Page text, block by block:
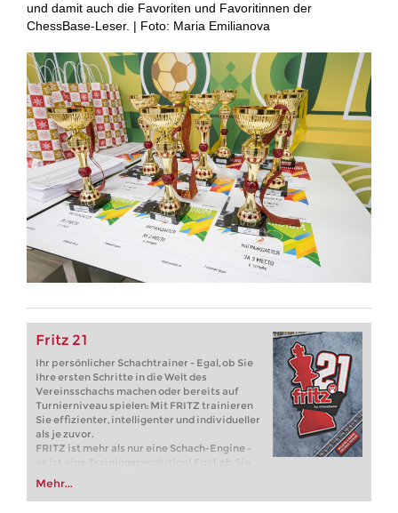
und damit auch die Favoriten und Favoritinnen der
ChessBase-Leser. | Foto: Maria Emilianova
Fritz 21
Ihr persönlicher Schachtrainer - Egal, ob Sie
Ihre ersten Schritte in die Welt des
Vereinsschachs machen oder bereits auf
Turnierniveau spielen: Mit FRITZ trainieren
Sie effizienter, intelligenter und individueller
als je zuvor.
FRITZ ist mehr als nur eine Schach-Engine –
es ist eine Trainingsrevolution! Egal, ob Sie
Ihre ersten Schritte in die Welt des
Vereinsschachs machen oder bereits auf
Turnierniveau spielen: Mit FRITZ trainieren
Mehr...